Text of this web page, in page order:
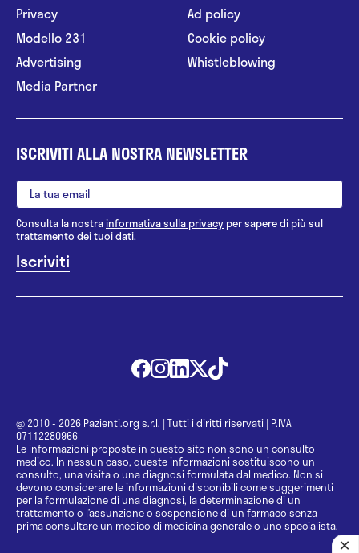
Privacy
Modello 231
Advertising
Media Partner
Ad policy
Cookie policy
Whistleblowing
ISCRIVITI ALLA NOSTRA NEWSLETTER
Consulta la nostrainformativa sulla privacy per sapere di più sul
trattamento dei tuoi dati.
@ 2010 - 2026 Pazienti.org s.r.l. | Tutti i diritti riservati | P.IVA
07112280966
Le informazioni proposte in questo sito non sono un consulto
medico. In nessun caso, queste informazioni sostituiscono un
consulto, una visita o una diagnosi formulata dal medico. Non si
devono considerare le informazioni disponibili come suggerimenti
per la formulazione di una diagnosi, la determinazione di un
trattamento o l’assunzione o sospensione di un farmaco senza
prima consultare un medico di medicina generale o uno specialista.